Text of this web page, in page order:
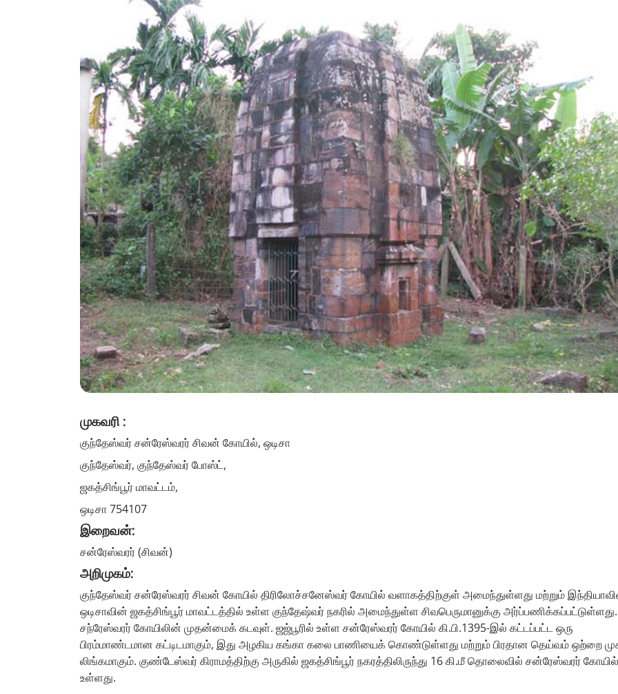
முகவரி :
குந்தேஸ்வர் சன்ரேஸ்வரர் சிவன் கோயில், ஒடிசா
குந்தேஸ்வர், குந்தேஸ்வர் போஸ்ட்,
ஜகத்சிங்பூர் மாவட்டம்,
ஒடிசா 754107
இறைவன்:
சன்ரேஸ்வரர் (சிவன்)
அறிமுகம்:
குந்தேஸ்வர் சன்ரேஸ்வரர் சிவன் கோயில் திரிலோச்சனேஸ்வர் கோயில் வளாகத்திற்குள் அமைந்துள்ளது மற்றும்
ஒடிசாவின் ஜகத்சிங்பூர் மாவட்டத்தில் உள்ள குந்தேஷ்வர் நகரில் அமைந்துள்ள சிவபெருமானுக்கு அர்ப்பணிக்கப்பட்டுள்ளது.
சந்ரேஸ்வரர் கோயிலின் முதன்மைக் கடவுள். ஜஜ்பூரில் உள்ள சன்ரேஸ்வரர் கோயில் கி.பி.1395-இல் கட்டப்பட்ட ஒரு
பிரம்மாண்டமான கட்டிடமாகும், இது அழகிய கங்கா கலை பாணியைக் கொண்டுள்ளது மற்றும் பிரதான தெய்வம் ஒற்றை
லிங்கமாகும். குண்டேஸ்வர் கிராமத்திற்கு அருகில் ஜகத்சிங்பூர் நகரத்திலிருந்து 16 கி.மீ தொலைவில் சன்ரேஸ்வரர் கோயில்
உள்ளது.